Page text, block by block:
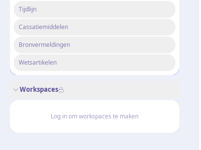
Tijdlijn
Cassatiemiddelen
Bronvermeldingen
Wetsartikelen
Workspaces
Log in om workspaces te maken